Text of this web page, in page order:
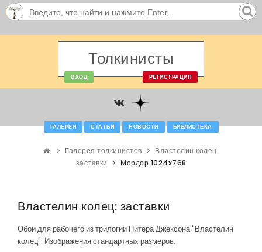
Толкинисты
ВХОД РЕГИСТРАЦИЯ
ГАЛЕРЕЯ СТАТЬИ НОВОСТИ БИБЛИОТЕКА
Галерея толкинистов
Властелин колец:
заставки
Мордор 1024x768
Властелин колец: заставки
Обои для рабочего из трилогии Питера Джексона "Властелин
колец". Изображения стандартных размеров.